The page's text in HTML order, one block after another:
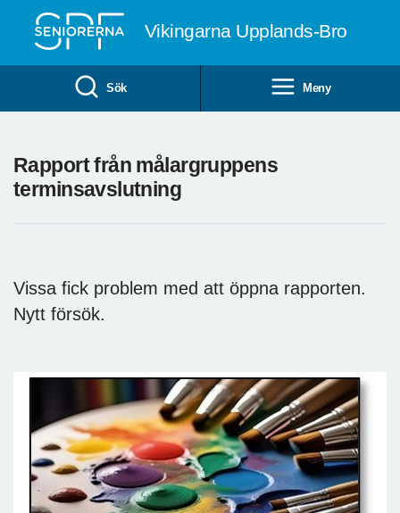
Vikingarna Upplands-Bro
Sök Meny
Rapport från målargruppens
terminsavslutning
Vissa fick problem med att öppna rapporten.
Nytt försök.